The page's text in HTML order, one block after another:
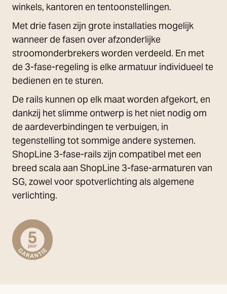
winkels, kantoren en tentoonstellingen.
Met drie fasen zijn grote installaties mogelijk
wanneer de fasen over afzonderlijke
stroomonderbrekers worden verdeeld. En met
de 3-fase-regeling is elke armatuur individueel te
bedienen en te sturen.
De rails kunnen op elk maat worden afgekort, en
dankzij het slimme ontwerp is het niet nodig om
de aardeverbindingen te verbuigen, in
tegenstelling tot sommige andere systemen.
ShopLine 3-fase-rails zijn compatibel met een
breed scala aan ShopLine 3-fase-armaturen van
SG, zowel voor spotverlichting als algemene
verlichting.